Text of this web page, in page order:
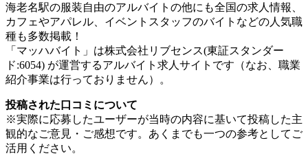
海老名駅の服装自由のアルバイトの他にも全国の求人情報、
カフェやアパレル、イベントスタッフのバイトなどの人気職
種も多数掲載！
「マッハバイト」は株式会社リブセンス(東証スタンダー
ド:6054) が運営するアルバイト求人サイトです（なお、職業
紹介事業は行っておりません）。
投稿された口コミについて
※実際に応募したユーザーが当時の内容に基いて投稿した主
観的なご意見・ご感想です。あくまでも一つの参考としてご
活用ください。